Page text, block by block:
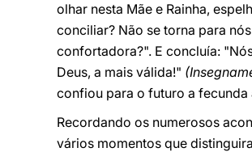
olhar nesta Mãe e Rainha,
conciliar? Não se torna para
confortadora?". E concluía:
Deus, a mais válida!"
confiou para o futuro a
Recordando os numerosos
vários momentos que